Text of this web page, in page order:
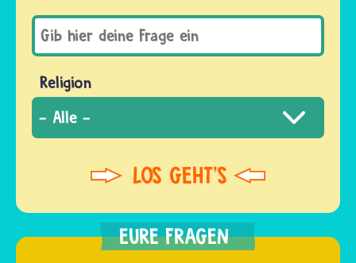
Religion